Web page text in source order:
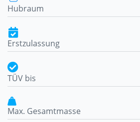
Hubraum
Erstzulassung
TÜV bis
Max. Gesamtmasse